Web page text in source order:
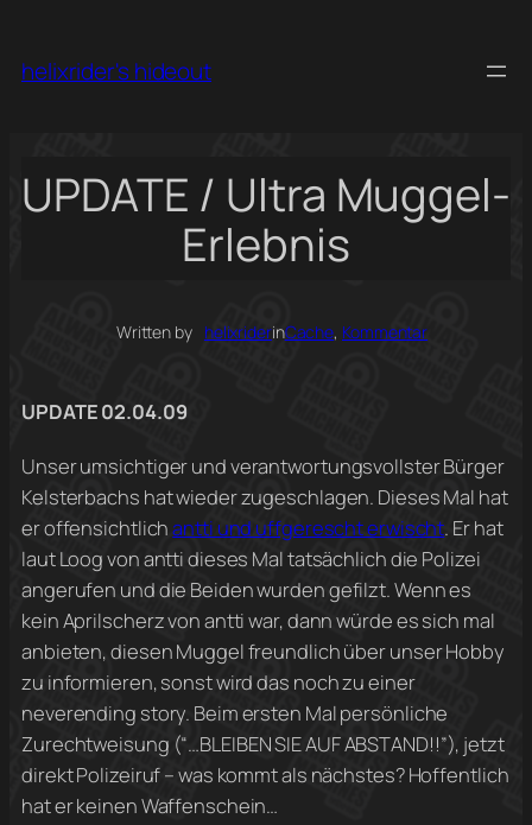
content
helixrider's hideout
UPDATE / Ultra Muggel-
Erlebnis
Written by helixriderinCache, Kommentar
UPDATE 02.04.09
Unser umsichtiger und verantwortungsvollster Bürger
Kelsterbachs hat wieder zugeschlagen. Dieses Mal hat
er offensichtlichantti und uffgerescht erwischt. Er hat
laut Loog von antti dieses Mal tatsächlich die Polizei
angerufen und die Beiden wurden gefilzt. Wenn es
kein Aprilscherz von antti war, dann würde es sich mal
anbieten, diesen Muggel freundlich über unser Hobby
zu informieren, sonst wird das noch zu einer
neverending story. Beim ersten Mal persönliche
Zurechtweisung (“…BLEIBEN SIE AUF ABSTAND!!”), jetzt
direkt Polizeiruf – was kommt als nächstes? Hoffentlich
hat er keinen Waffenschein…